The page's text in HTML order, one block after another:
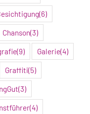
(6)
Chanson(3)
(9) Galerie(4)
Graffiti(5)
(3)
(4)